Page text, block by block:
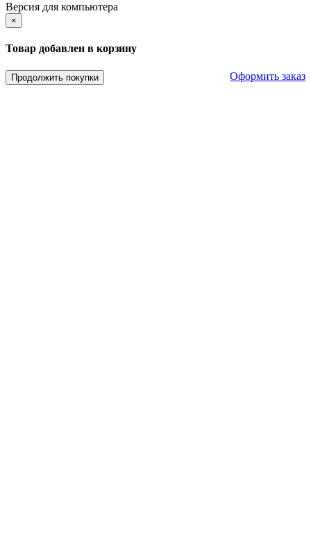
Версия для компьютера
×
Товар добавлен в корзину
Продолжить покупки Оформить заказ